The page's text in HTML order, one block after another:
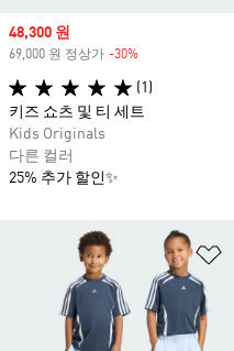
Sale price
48,300 원
69,000 원 정상가 -30%
(1)
키즈 쇼츠 및 티 세트
Kids Originals
다른 컬러
25% 추가 할인✨